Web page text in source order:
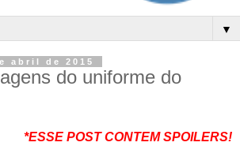
▼
abril de 2015
do uniforme do
*ESSE POST CONTEM SPOILERS!